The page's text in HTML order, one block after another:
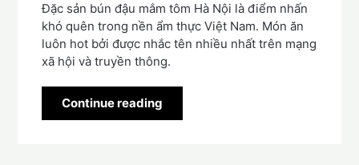
Đặc sản bún đậu mắm tôm Hà Nội là điểm nhấn
khó quên trong nền ẩm thực Việt Nam. Món ăn
luôn hot bởi được nhắc tên nhiều nhất trên mạng
xã hội và truyền thông.
Continue reading